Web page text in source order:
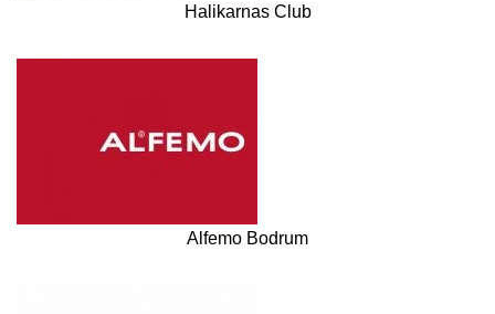
Halikarnas Club
Alfemo Bodrum